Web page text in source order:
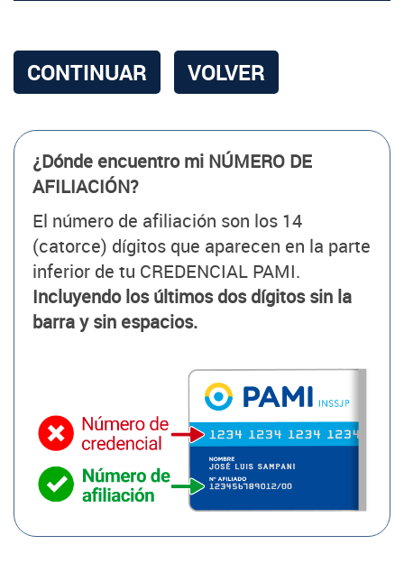
VOLVER
CONTINUAR
¿Dónde encuentro mi NÚMERO DE
AFILIACIÓN?
El número de afiliación son los 14
(catorce) dígitos que aparecen en la parte
inferior de tu CREDENCIAL PAMI.
Incluyendo los últimos dos dígitos sin la
barra y sin espacios.